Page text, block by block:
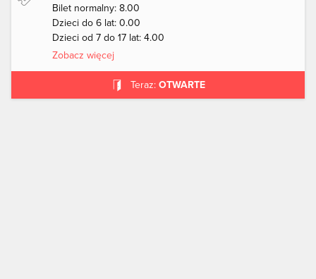
Bilet normalny: 8.00
Dzieci do 6 lat: 0.00
Dzieci od 7 do 17 lat: 4.00
Zobacz więcej
Teraz: OTWARTE